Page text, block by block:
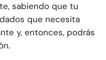
sabiendo que tu
que necesita
y, entonces, podrás